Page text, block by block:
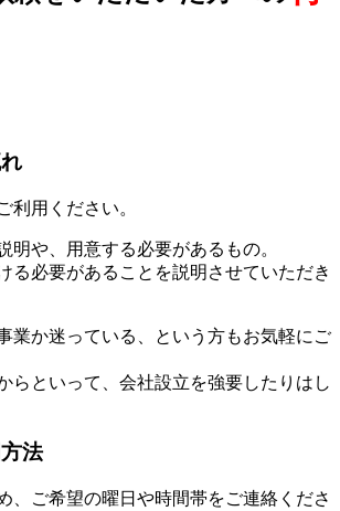
利用ください。
明や、用意する必要があるもの。
る必要があることを説明させていただき
業か迷っている、という方もお気軽にご
らといって、会社設立を強要したりはし
法
ご希望の曜日や時間帯をご連絡くださ